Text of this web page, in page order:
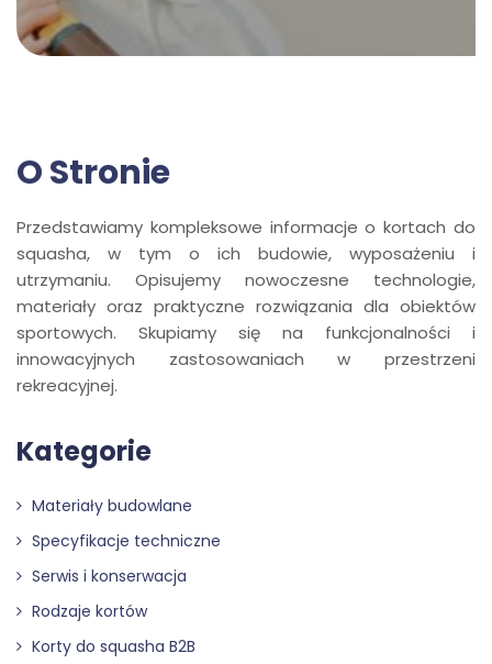
O Stronie
Przedstawiamy kompleksowe informacje o kortach do
squasha, w tym o ich budowie, wyposażeniu i
utrzymaniu. Opisujemy nowoczesne technologie,
materiały oraz praktyczne rozwiązania dla obiektów
sportowych. Skupiamy się na funkcjonalności i
innowacyjnych zastosowaniach w przestrzeni
rekreacyjnej.
Kategorie
Materiały budowlane
Specyfikacje techniczne
Serwis i konserwacja
Rodzaje kortów
Korty do squasha B2B